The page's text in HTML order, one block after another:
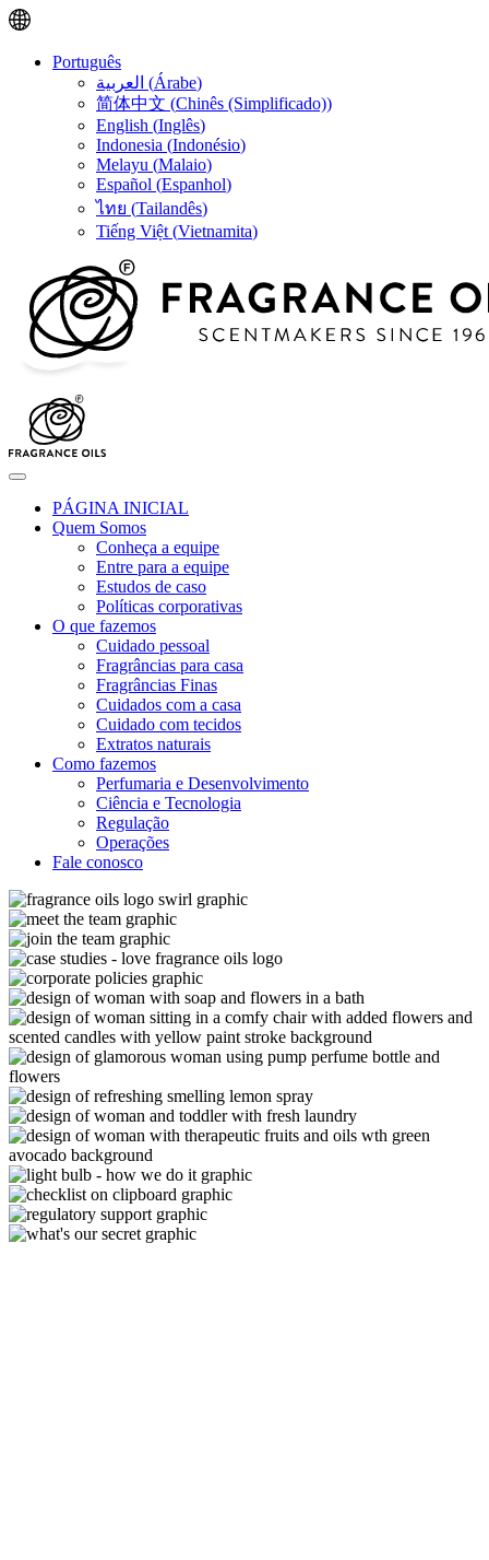
Português
العربية (Árabe)
简体中文 (Chinês (Simplificado))
English (Inglês)
Indonesia (Indonésio)
Melayu (Malaio)
Español (Espanhol)
ไทย (Tailandês)
Tiếng Việt (Vietnamita)
PÁGINA INICIAL
Quem Somos
Conheça a equipe
Entre para a equipe
Estudos de caso
Políticas corporativas
O que fazemos
Cuidado pessoal
Fragrâncias para casa
Fragrâncias Finas
Cuidados com a casa
Cuidado com tecidos
Extratos naturais
Como fazemos
Perfumaria e Desenvolvimento
Ciência e Tecnologia
Regulação
Operações
Fale conosco